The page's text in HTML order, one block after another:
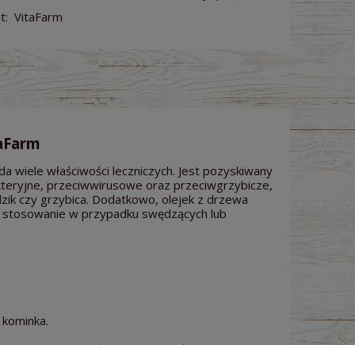
VitaFarm
właściwości leczniczych. Jest pozyskiwany
przeciwwirusowe oraz przeciwgrzybicze,
czy grzybica. Dodatkowo, olejek z drzewa
w przypadku swędzących lub